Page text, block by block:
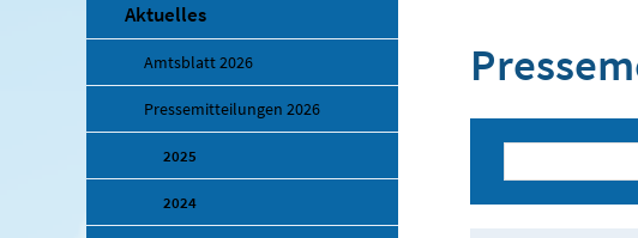
Aktuelles
Amtsblatt 2026
Pressemitteilungen 2026
2025
2024